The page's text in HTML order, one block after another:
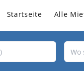
Startseite Alle